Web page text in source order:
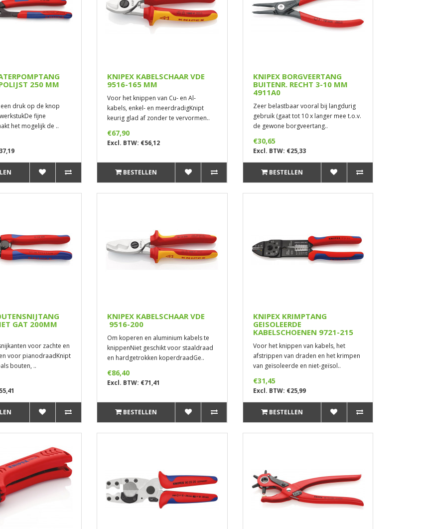
250 MM
druk op de knop
fijne
het mogelijk de ..
KNIPEX KABELSCHAAR VDE
9516-165 MM
Voor het knippen van Cu- en Al-
kabels, enkel- en meerdradigKnipt
keurig glad af zonder te vervormen..
€67,90
Excl. BTW: €56,12
BESTELLEN
KNIPEX BORGVEERTANG
BUITENR. RECHT 3-10 MM
4911A0
Zeer belastbaar vooral bij langdurig
gebruik (gaat tot 10 x langer mee t.o.v.
de gewone borgveertang..
€30,65
Excl. BTW: €25,33
BESTELLEN
GAT 200MM
voor zachte en
voor pianodraadKnipt
bouten, ..
KNIPEX KABELSCHAAR VDE
9516-200
Om koperen en aluminium kabels te
knippenNiet geschikt voor staaldraad
en hardgetrokken koperdraadGe..
€86,40
Excl. BTW: €71,41
BESTELLEN
KNIPEX KRIMPTANG
GEISOLEERDE
KABELSCHOENEN 9721-215
Voor het knippen van kabels, het
afstrippen van draden en het krimpen
van geïsoleerde en niet-geïsol..
€31,45
Excl. BTW: €25,99
BESTELLEN